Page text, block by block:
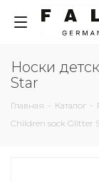
Носки
Star
Главная - Каталог -
Children sock Glitter